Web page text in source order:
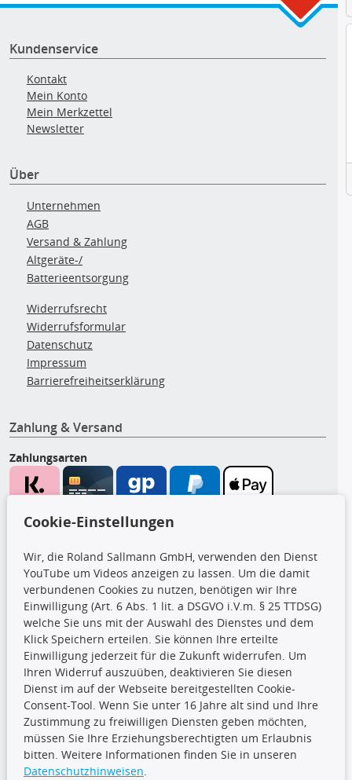
Kundenservice
Kontakt
Mein Konto
Mein Merkzettel
Newsletter
Über
Unternehmen
AGB
Versand & Zahlung
Altgeräte-/
Batterieentsorgung
Widerrufsrecht
Widerrufsformular
Datenschutz
Impressum
Barrierefreiheitserklärung
Zahlung & Versand
Zahlungsarten
CARAT Gruppe
Folge uns
Cookie-Einstellungen
Wir, die Roland Sallmann GmbH, verwenden den Dienst
YouTube um Videos anzeigen zu lassen. Um die damit
verbundenen Cookies zu nutzen, benötigen wir Ihre
Einwilligung (Art. 6 Abs. 1 lit. a DSGVO i.V.m. § 25 TTDSG)
welche Sie uns mit der Auswahl des Dienstes und dem
Klick Speichern erteilen. Sie können Ihre erteilte
Einwilligung jederzeit für die Zukunft widerrufen. Um
Ihren Widerruf auszuüben, deaktivieren Sie diesen
Dienst im auf der Webseite bereitgestellten Cookie-
Consent-Tool. Wenn Sie unter 16 Jahre alt sind und Ihre
Zustimmung zu freiwilligen Diensten geben möchten,
müssen Sie Ihre Erziehungsberechtigten um Erlaubnis
bitten. Weitere Informationen finden Sie in unseren
Datenschutzhinweisen.